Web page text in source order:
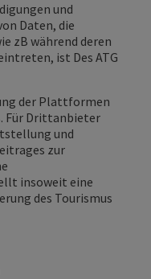
und
Daten, die
zB während deren
ist Des ATG
der Plattformen
Für Drittanbieter
und
zur
insoweit eine
des Tourismus